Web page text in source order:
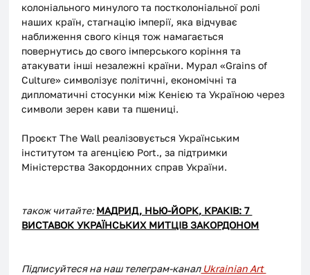
колоніального минулого та постколоніальної ролі
наших країн, стагнацію імперії, яка відчуває
наближення свого кінця тож намагається
повернутись до свого імперського коріння та
атакувати інші незалежні країни. Мурал «Grains of
Culture» символізує політичні, економічні та
дипломатичні стосунки між Кенією та Україною через
символи зерен кави та пшениці.
Проєкт The Wall реалізовується Українським
інститутом та агенцією Port., за підтримки
Міністерства Закордонних справ України.
також читайте: МАДРИД, НЬЮ-ЙОРК, КРАКІВ: 7
ВИСТАВОК УКРАЇНСЬКИХ МИТЦІВ ЗАКОРДОНОМ
Підписуйтеся на наш телеграм-канал Ukrainian Art